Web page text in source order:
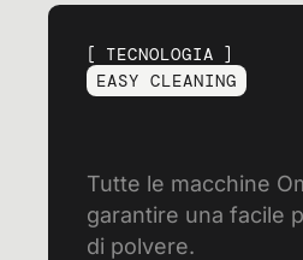
TECNOLOGIA
EASY CLEANING
Tutte le macchine
garantire una facile
di polvere.